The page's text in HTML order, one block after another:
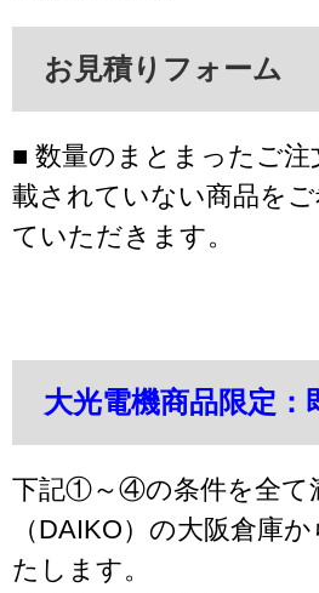
お見積りフォーム
■ 数量のまとまったご
載されていない商品を
ていただきます。
大光電機商品限定：
下記①～④の条件を全て
（DAIKO）の大阪倉庫
たします。